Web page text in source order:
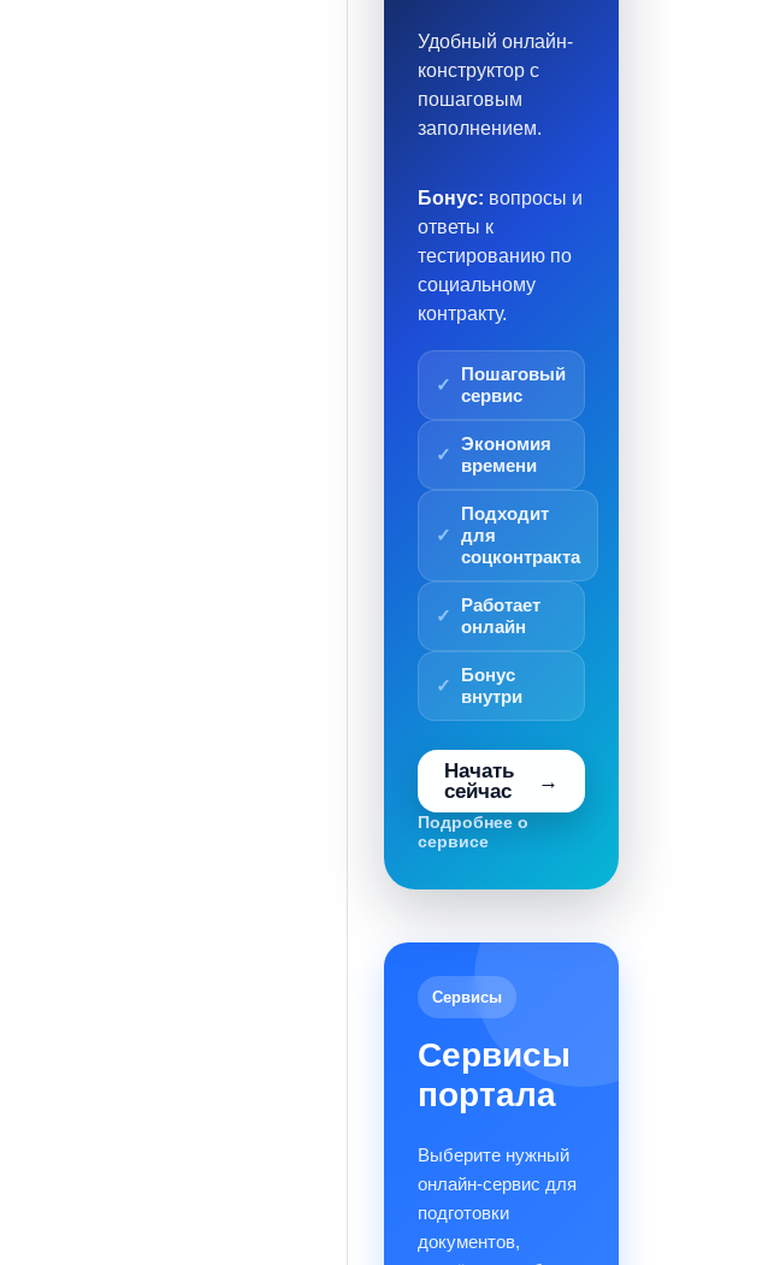
Удобный онлайн-
конструктор с
пошаговым
заполнением.
Бонус: вопросы и
ответы к
тестированию по
социальному
контракту.
Пошаговый
сервис
Экономия
времени
Подходит
для
соцконтракта
Работает
онлайн
Бонус
внутри
Начать
сейчас
Подробнее о
сервисе
Сервисы
Сервисы
портала
Выберите нужный
онлайн-сервис для
подготовки
документов,